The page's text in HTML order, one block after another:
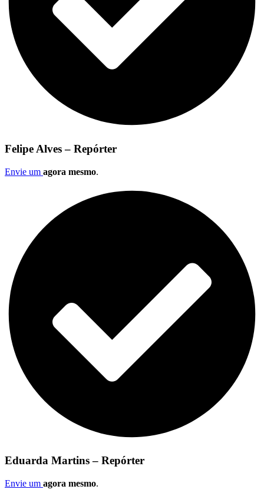
Felipe Alves – Repórter
Envie um agora mesmo.
Eduarda Martins – Repórter
Envie um agora mesmo.